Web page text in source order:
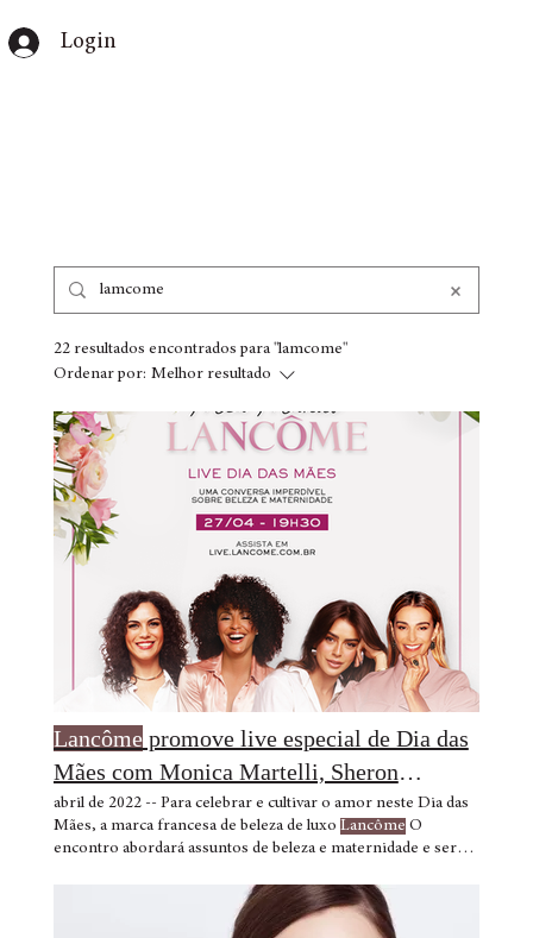
Login
22 resultados encontrados para "lamcome"
Ordenar por: Melhor resultado
Lancômepromove live especial de Dia das
Mães com Monica Martelli, Sheron
Menezzes
abril de 2022 -- Para celebrar e cultivar o amor neste Dia das
Mães, a marca francesa de beleza de luxo Lancôme O
encontro abordará assuntos de beleza e maternidade e será